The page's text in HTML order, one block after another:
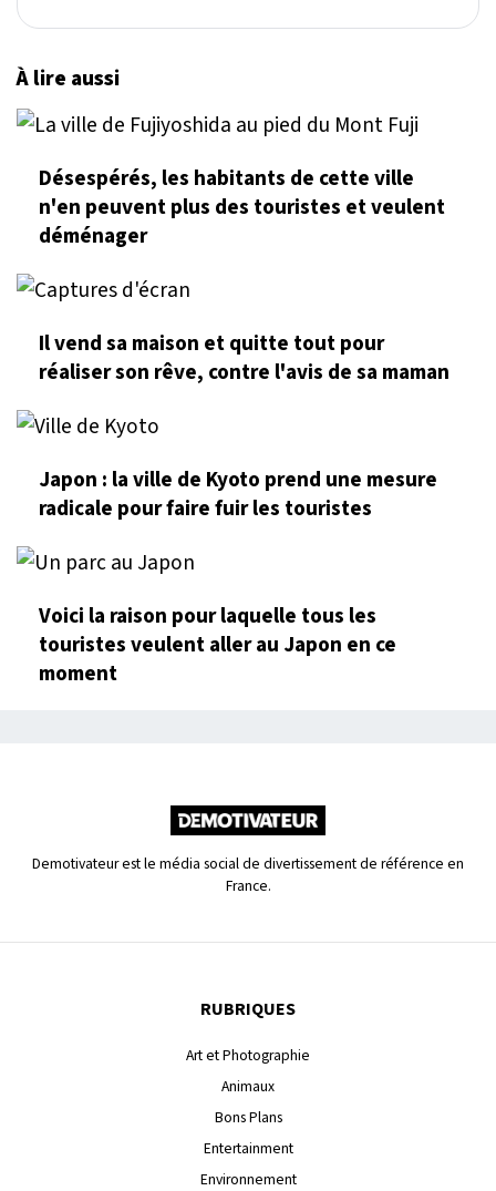
À lire aussi
Désespérés, les habitants de cette ville
n'en peuvent plus des touristes et veulent
déménager
Il vend sa maison et quitte tout pour
réaliser son rêve, contre l'avis de sa maman
Japon : la ville de Kyoto prend une mesure
radicale pour faire fuir les touristes
Voici la raison pour laquelle tous les
touristes veulent aller au Japon en ce
moment
Demotivateur est le média social de divertissement de référence en
France.
RUBRIQUES
Art et Photographie
Animaux
Bons Plans
Entertainment
Environnement